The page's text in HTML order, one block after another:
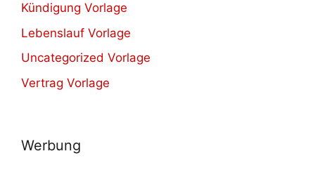
Kündigung Vorlage
Lebenslauf Vorlage
Uncategorized Vorlage
Vertrag Vorlage
Werbung